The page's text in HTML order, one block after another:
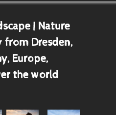
| Nature
from Dresden,
Europe,
the world